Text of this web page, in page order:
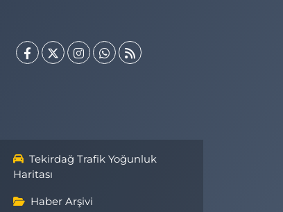
Tekirdağ Trafik Yoğunluk
Haritası
Haber Arşivi